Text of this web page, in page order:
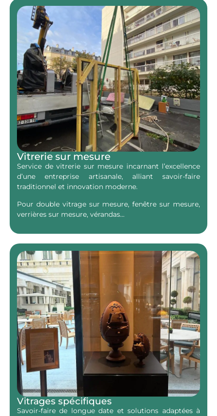
Vitrerie sur mesure
Service de vitrerie sur mesure incarnant l’excellence
d’une entreprise artisanale, alliant savoir-faire
traditionnel et innovation moderne.
Pour double vitrage sur mesure, fenêtre sur mesure,
verrières sur mesure, vérandas…
Vitrages spécifiques
Savoir-faire de longue date et solutions adaptées à